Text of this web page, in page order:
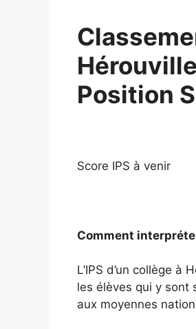
Position
Score IPS à venir
Comment
L’IPS d’un collège
les élèves qui y sont
aux moyennes